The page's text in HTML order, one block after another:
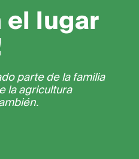
el lugar
parte de la familia
la agricultura